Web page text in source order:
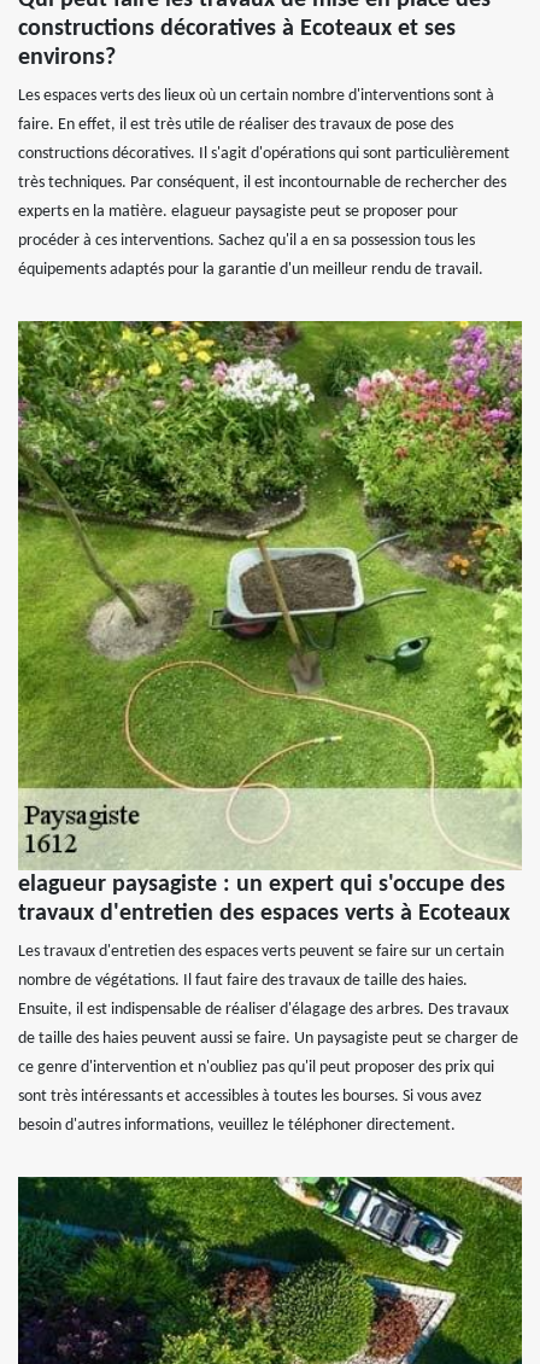
constructions décoratives à Ecoteaux et ses
environs?
Les espaces verts des lieux où un certain nombre d'interventions sont à
faire. En effet, il est très utile de réaliser des travaux de pose des
constructions décoratives. Il s'agit d'opérations qui sont particulièrement
très techniques. Par conséquent, il est incontournable de rechercher des
experts en la matière. elagueur paysagiste peut se proposer pour
procéder à ces interventions. Sachez qu'il a en sa possession tous les
équipements adaptés pour la garantie d'un meilleur rendu de travail.
elagueur paysagiste : un expert qui s'occupe des
travaux d'entretien des espaces verts à Ecoteaux
Les travaux d'entretien des espaces verts peuvent se faire sur un certain
nombre de végétations. Il faut faire des travaux de taille des haies.
Ensuite, il est indispensable de réaliser d'élagage des arbres. Des travaux
de taille des haies peuvent aussi se faire. Un paysagiste peut se charger de
ce genre d'intervention et n'oubliez pas qu'il peut proposer des prix qui
sont très intéressants et accessibles à toutes les bourses. Si vous avez
besoin d'autres informations, veuillez le téléphoner directement.